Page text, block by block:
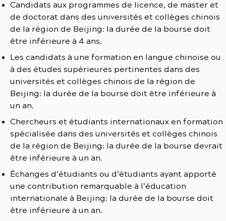
Candidats aux programmes de licence, de master et
de doctorat dans des universités et collèges chinois
de la région de Beijing: la durée de la bourse doit
être inférieure à 4 ans.
Les candidats à une formation en langue chinoise ou
à des études supérieures pertinentes dans des
universités et collèges chinois de la région de
Beijing: la durée de la bourse doit être inférieure à
un an.
Chercheurs et étudiants internationaux en formation
spécialisée dans des universités et collèges chinois
de la région de Beijing: la durée de la bourse devrait
être inférieure à un an.
Échanges d’étudiants ou d’étudiants ayant apporté
une contribution remarquable à l’éducation
internationale à Beijing: la durée de la bourse doit
être inférieure à un an.